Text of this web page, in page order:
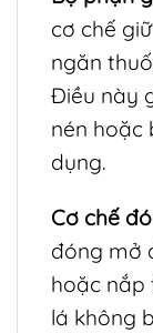
cơ chế
ngăn
Điều này
nén hoặc
dụng.
Cơ chế
đóng mở
hoặc
lá không